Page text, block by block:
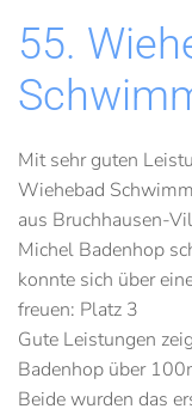
55.
Mit sehr guten
Wiehebad
aus Bruchhausen-
Michel Badenhop
konnte sich über
freuen: Platz 3
Gute Leistungen
Badenhop über
Beide wurden das